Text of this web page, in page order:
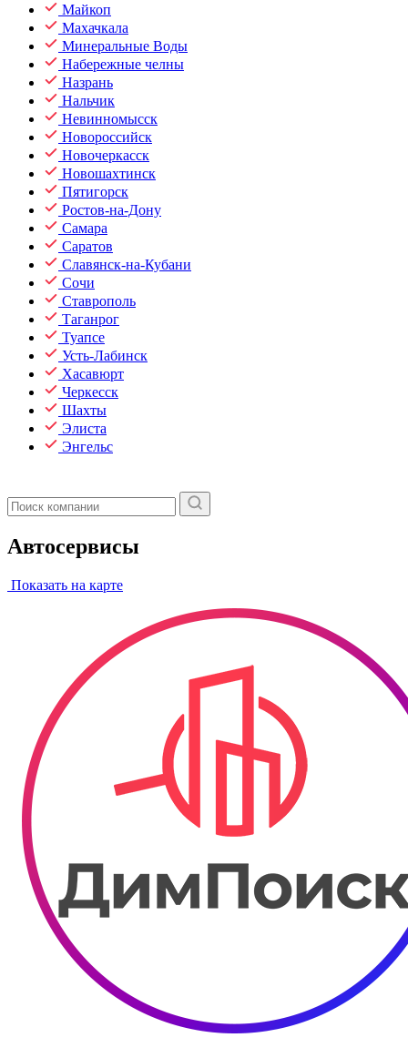
Майкоп
Махачкала
Минеральные Воды
Набережные челны
Назрань
Нальчик
Невинномысск
Новороссийск
Новочеркасск
Новошахтинск
Пятигорск
Ростов-на-Дону
Самара
Саратов
Славянск-на-Кубани
Сочи
Ставрополь
Таганрог
Туапсе
Усть-Лабинск
Хасавюрт
Черкесск
Шахты
Элиста
Энгельс
Автосервисы
Показать на карте